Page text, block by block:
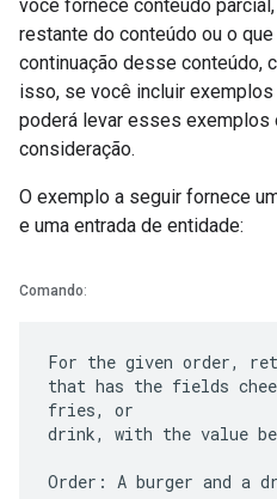
você fornece conteúdo
restante do conteúdo ou o
continuação desse conteúdo,
isso, se você incluir
poderá levar esses exemplos
consideração.
O exemplo a seguir fornece
e uma entrada de entidade:
Comando:
For the given order,
that has the fields
fries, or
drink, with the value